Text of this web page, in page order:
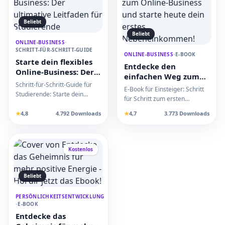
Beliebt
ONLINE-BUSINESS•
SCHRITT-FÜR-SCHRITT-GUIDE
Starte dein flexibles
Online-Business: Der
ultimative Leitfaden
für Studierende
Schritt-für-Schritt-Guide für
Studierende: Starte dein
KI-Technologie…
★4,8 4.792 Downloads
Beliebt
ONLINE-BUSINESS•E-BOOK
Entdecke den
einfachen Weg zum
Online-Business und
starte heute dein
Nebeneinkommen!
E-Book für Einsteiger: Schritt
für Schritt zum ersten
Business. Praxisnah,…
★4,7 3.773 Downloads
Kostenlos
Beliebt
PERSÖNLICHKEITSENTWICKLUNG
•E-BOOK
Entdecke das